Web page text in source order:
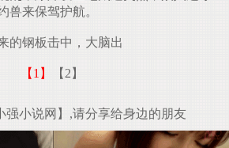
兽来保驾护航。
的钢板击中，大脑出
【1】 【2】
强小说网】,请分享给身边的朋友